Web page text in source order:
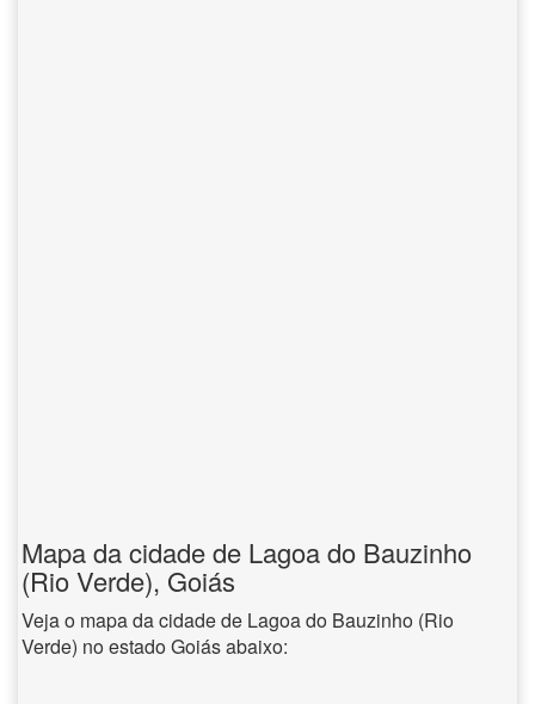
Mapa da cidade de Lagoa do Bauzinho
(Rio Verde), Goiás
Veja o mapa da cidade de Lagoa do Bauzinho (Rio
Verde) no estado Goiás abaixo: